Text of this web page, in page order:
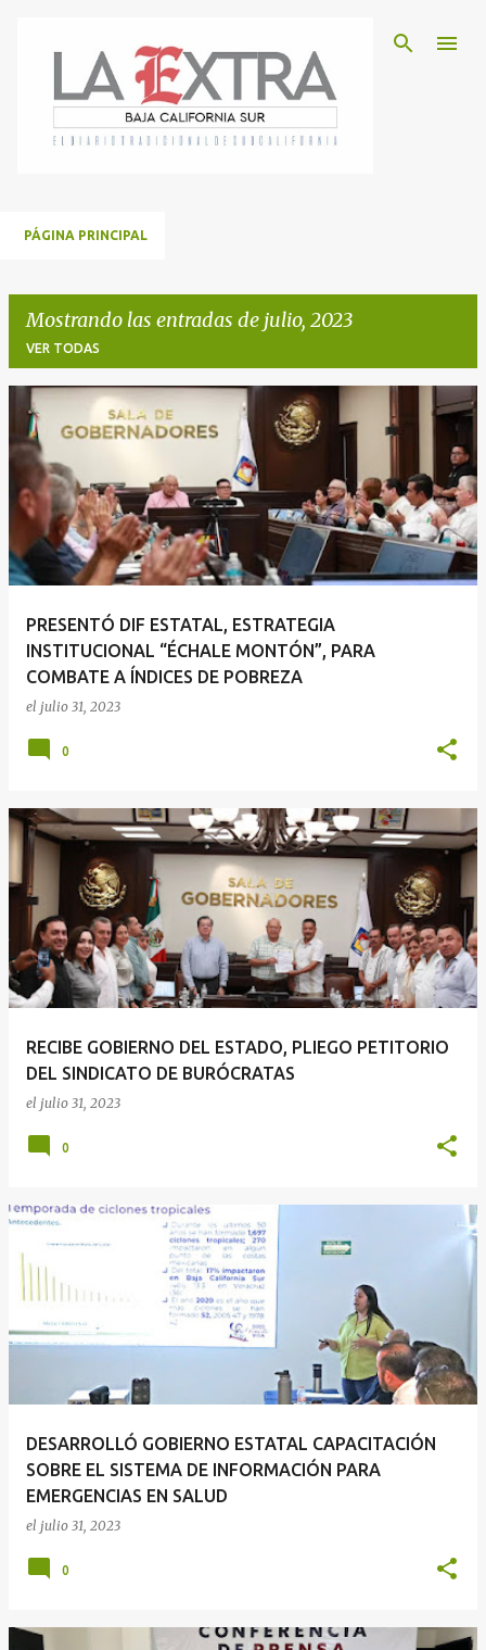
PÁGINA PRINCIPAL
Mostrando las entradas de julio, 2023
VER TODAS
n
a
d
PRESENTÓ DIF ESTATAL, ESTRATEGIA
INSTITUCIONAL “ÉCHALE MONTÓN”, PARA
COMBATE A ÍNDICES DE POBREZA
el julio 31, 2023
0
RECIBE GOBIERNO DEL ESTADO, PLIEGO PETITORIO
DEL SINDICATO DE BURÓCRATAS
el julio 31, 2023
0
DESARROLLÓ GOBIERNO ESTATAL CAPACITACIÓN
SOBRE EL SISTEMA DE INFORMACIÓN PARA
EMERGENCIAS EN SALUD
el julio 31, 2023
0